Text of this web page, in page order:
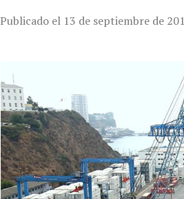
Publicado el 13 de septiembre de